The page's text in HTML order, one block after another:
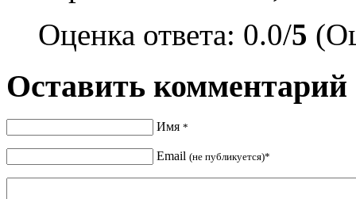
Оценка ответа: 0.0/5
Оставить комментарий
Имя *
Email (не публикуется)*